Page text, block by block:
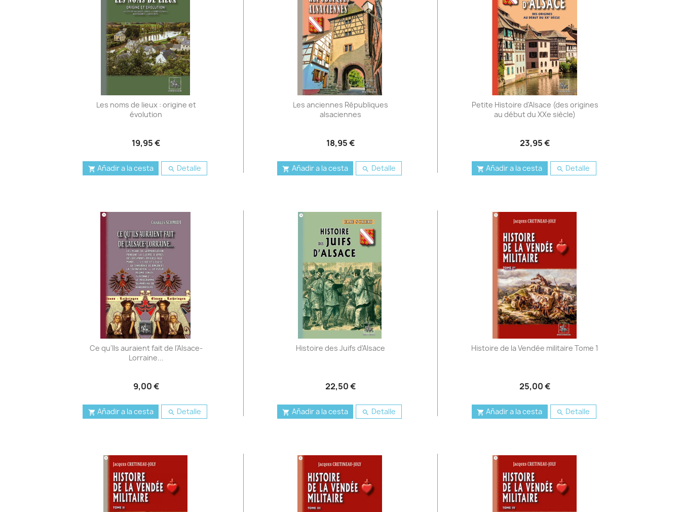
Les noms de lieux : origine et
évolution
19,95 €
 Añadir a la cesta  Detalle
Les anciennes Républiques
alsaciennes
18,95 €
 Añadir a la cesta  Detalle
Petite Histoire d'Alsace (des origines
au début du XXe siècle)
23,95 €
 Añadir a la cesta  Detalle
Ce qu'Ils auraient fait de l'Alsace-
Lorraine...
9,00 €
 Añadir a la cesta  Detalle
Histoire des Juifs d'Alsace
22,50 €
 Añadir a la cesta  Detalle
Histoire de la Vendée militaire Tome 1
25,00 €
 Añadir a la cesta  Detalle